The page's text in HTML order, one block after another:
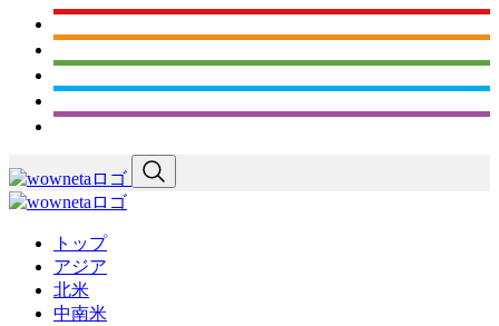
トップ
アジア
北米
中南米